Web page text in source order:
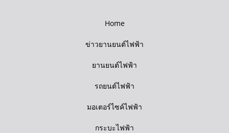
Home
ข่าวยานยนต์ไฟฟ้า
ยานยนต์ไฟฟ้า
รถยนต์ไฟฟ้า
มอเตอร์ไซค์ไฟฟ้า
กระบะไฟฟ้า